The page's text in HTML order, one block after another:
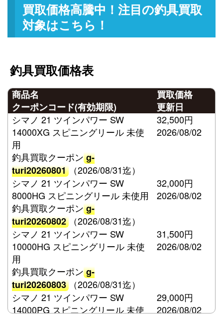
買取価格高騰中！注目の釣具買取
対象はこちら！
釣具買取価格表
商品名
クーポンコード(有効期限)
買取価格
更新日
シマノ 21 ツインパワー SW
14000XG スピニングリール 未使
用
釣具買取クーポン g-
turi20260801
（2026/08/31迄）
32,500円
2026/08/02
シマノ 21 ツインパワー SW
8000HG スピニングリール 未使用
釣具買取クーポン g-
turi20260802
（2026/08/31迄）
32,000円
2026/08/02
シマノ 21 ツインパワー SW
10000HG スピニングリール 未使
用
釣具買取クーポン g-
turi20260803
（2026/08/31迄）
31,500円
2026/08/02
シマノ 21 ツインパワー SW
14000PG スピニングリール 未使
29,000円
2026/08/02